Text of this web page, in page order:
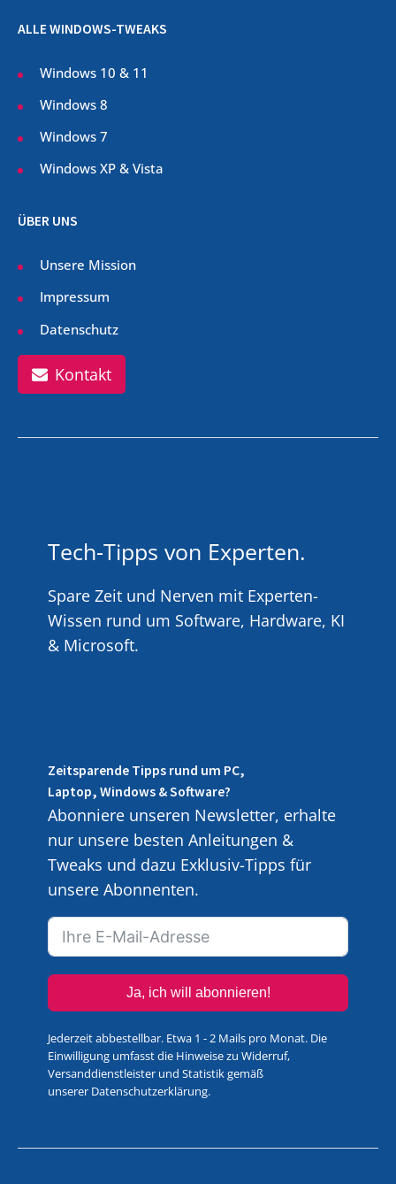
ALLE WINDOWS-TWEAKS
Windows 10 & 11
Windows 8
Windows 7
Windows XP & Vista
ÜBER UNS
Unsere Mission
Impressum
Datenschutz
Kontakt
Tech-Tipps von Experten.
Spare Zeit und Nerven mit Experten-
Wissen rund um Software, Hardware, KI
& Microsoft.
Zeitsparende Tipps rund um PC,
Laptop, Windows & Software?
Abonniere unseren Newsletter, erhalte
nur unsere besten Anleitungen &
Tweaks und dazu Exklusiv-Tipps für
unsere Abonnenten.
Ja, ich will abonnieren!
Jederzeit abbestellbar. Etwa 1 - 2 Mails pro Monat. Die
Einwilligung umfasst die Hinweise zu Widerruf,
Versanddienstleister und Statistik gemäß
unserer Datenschutzerklärung.